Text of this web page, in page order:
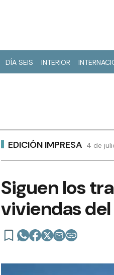
DÍA SEIS INTERIOR
EDICIÓN IMPRESA 4 de
Siguen los
viviendas del